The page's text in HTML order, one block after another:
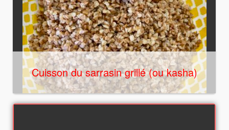
Cuisson du sarrasin grillé (ou kasha)